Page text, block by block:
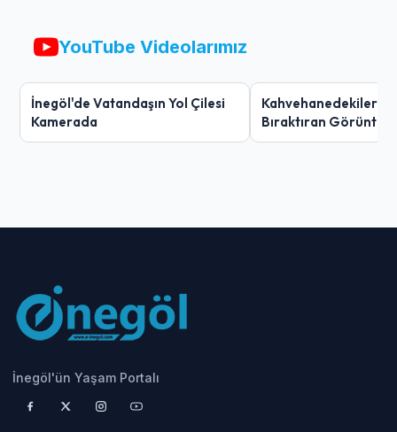
YouTube Videolarımız
İnegöl'de Vatandaşın Yol Çilesi
Kamerada
Kahvehanedekiler
Bıraktıran Görüntü!
İnegöl'ün Yaşam Portalı